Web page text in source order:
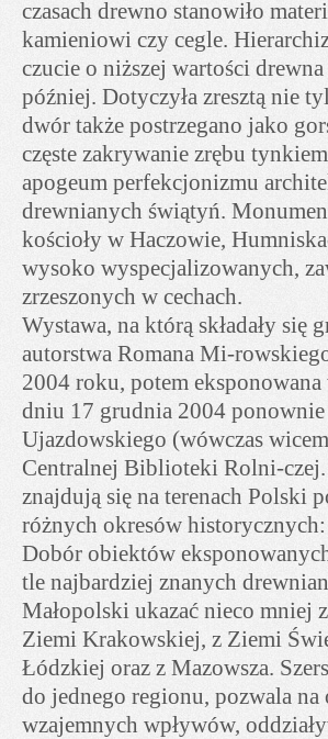
czasach drewno stanowiło
kamieniowi czy cegle.
czucie o niższej wartości
później. Dotyczyła zresztą nie
dwór także postrzegano jako
częste zakrywanie zrębu
apogeum perfekcjonizmu
drewnianych świątyń.
kościoły w Haczowie,
wysoko wyspecjalizowanych,
zrzeszonych w cechach.
Wystawa, na którą składały się
autorstwa Romana Mi-
2004 roku, potem
dniu 17 grudnia 2004
Ujazdowskiego (wówczas
Centralnej Biblioteki Rolni-czej.
znajdują się na terenach Polski
różnych okresów
Dobór obiektów
tle najbardziej znanych
Małopolski ukazać nieco mniej
Ziemi Krakowskiej, z Ziemi
Łódzkiej oraz z Mazowsza.
do jednego regionu, pozwala
wzajemnych wpływów,